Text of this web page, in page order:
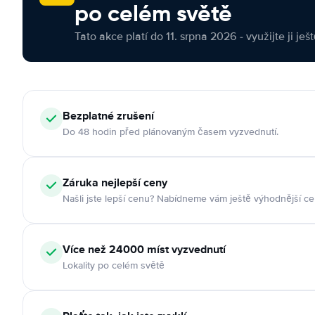
po celém světě
Tato akce platí do 11. srpna 2026 - využijte ji
Bezplatné zrušení
Do 48 hodin před plánovaným časem vyzvednutí.
Záruka nejlepší ceny
Našli jste lepší cenu? Nabídneme vám ještě výhodnější
Více než 24000 míst vyzvednutí
Lokality po celém světě